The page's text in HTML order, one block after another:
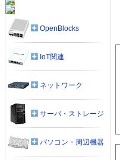
OpenBlocks
IoT関連
ネットワーク
サーバ・ストレージ
パソコン・周辺機器